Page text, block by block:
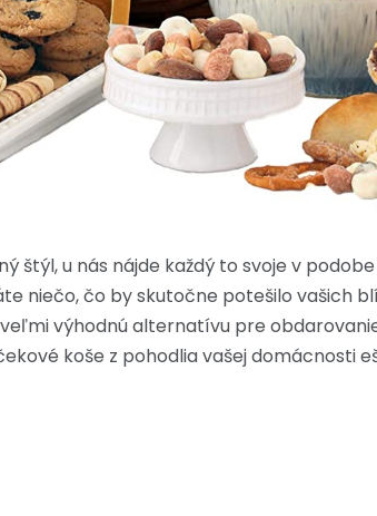
štýl, u nás nájde každý to svoje v
niečo, čo by skutočne potešilo vašich
výhodnú alternatívu pre
koše z pohodlia vašej domácnosti